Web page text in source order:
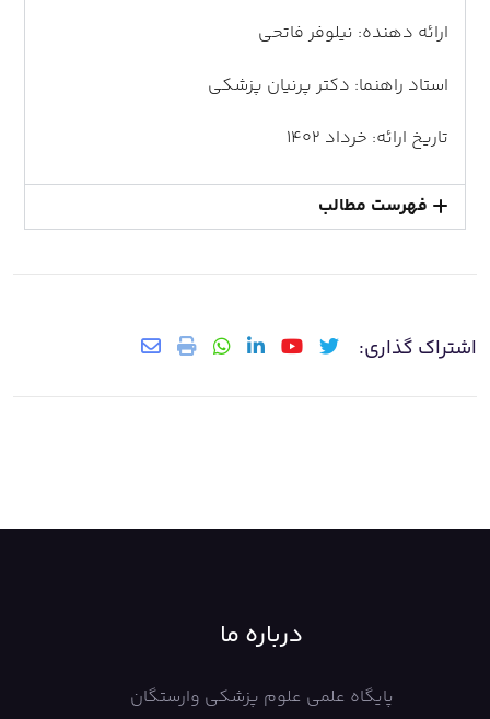
ارائه دهنده: نیلوفر فاتحی
استاد راهنما: دکتر پرنیان پزشکی
تاریخ ارائه: خرداد 1402
فهرست مطالب
اشتراک گذاری:
درباره ما
پایگاه علمی علوم پزشکی وارستگان